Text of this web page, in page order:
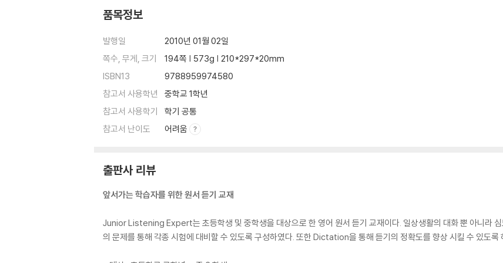
품목정보
발행일
2010년 01월 02일
쪽수, 무게, 크기
194쪽 | 573g | 210*297*20mm
ISBN13
9788959974580
참고서 사용학년
중학교 1학년
참고서 사용학기
학기 공통
참고서 난이도
어려움
출판사 리뷰
앞서가는 학습자를 위한 원서 듣기 교재
Junior Listening Expert는 초등학생 및 중학생을 대상으로 한 영어 원서 듣기 교재이다. 일상생활의 대화 뿐 아니라
의 문제를 통해 각종 시험에 대비할 수 있도록 구성하였다. 또한 Dictation을 통해 듣기의 정확도를 향상 시킬 수 있도록